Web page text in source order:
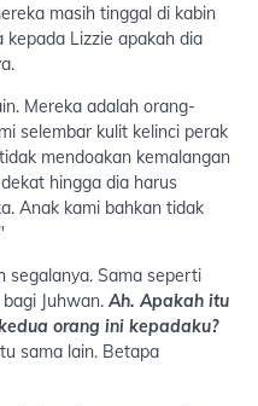
masih tinggal di kabin
Lizzie apakah dia
Mereka adalah orang-
selembar kulit kelinci perak
mendoakan kemalangan
hingga dia harus
Anak kami bahkan tidak
segalanya. Sama seperti
Juhwan. Ah. Apakah itu
orang ini kepadaku?
sama lain. Betapa